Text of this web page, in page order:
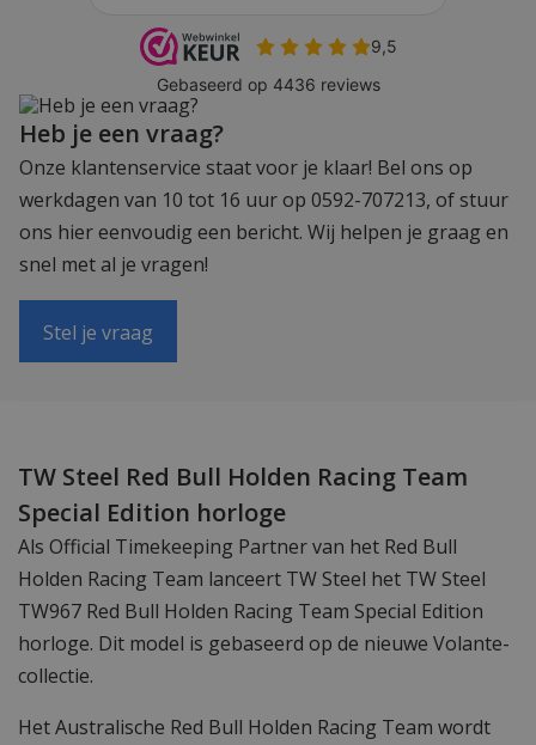
Heb je een vraag?
Onze klantenservice staat voor je klaar! Bel ons op
werkdagen van 10 tot 16 uur op 0592-707213, of stuur
ons hier eenvoudig een bericht. Wij helpen je graag en
snel met al je vragen!
Stel je vraag
TW Steel Red Bull Holden Racing Team
Special Edition horloge
Als Official Timekeeping Partner van het Red Bull
Holden Racing Team lanceert TW Steel het TW Steel
TW967 Red Bull Holden Racing Team Special Edition
horloge. Dit model is gebaseerd op de nieuwe Volante-
collectie.
Het Australische Red Bull Holden Racing Team wordt